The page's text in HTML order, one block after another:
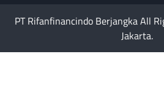
PT Rifanfinancindo Berjangka All
Jakarta.